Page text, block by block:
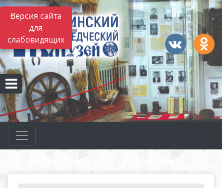
Версия сайта
для
слабовидящих